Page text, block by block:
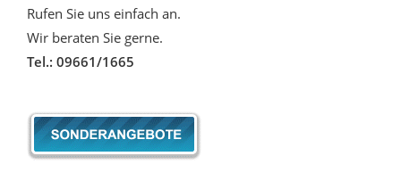
Rufen Sie uns einfach an.
Wir beraten Sie gerne.
Tel.: 09661/1665